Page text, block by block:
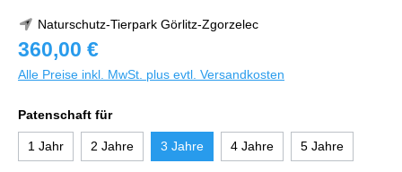
Naturschutz-Tierpark Görlitz-Zgorzelec
360,00 €
Alle Preise inkl. MwSt. plus evtl. Versandkosten
Patenschaft für
1 Jahr 2 Jahre 3 Jahre 4 Jahre 5 Jahre